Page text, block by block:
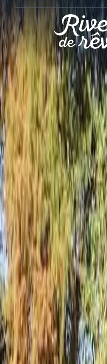
Panneau de gestion des